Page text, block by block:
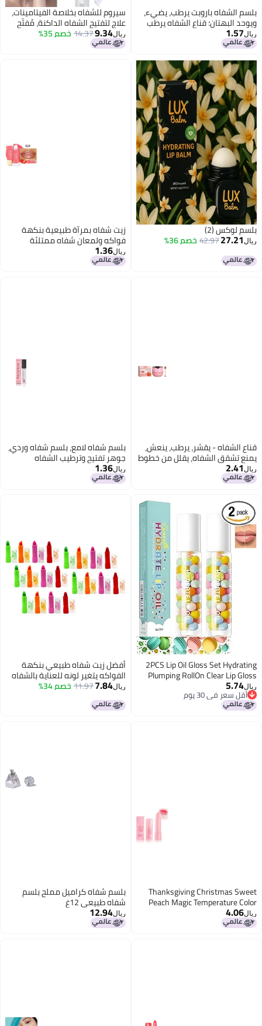
بلسم الشفاه باروبت يرطب، يضيء،
ويوحد البهتان؛ قناع الشفاه يرطب
ويغذي الشفاه.
ريال1.57
سيروم للشفاه بخلاصة الفيتامينات،
علاج لتفتيح الشفاه الداكنة، مُفتّح
للشفاه للمدخنين وغير المدخنين
ريال9.34
14.37خصم 35%
بلسم لوكس (2)
ريال27.21
42.97خصم 36%
زيت شفاه بمرآة طبيعية بنكهة
فواكه ولمعان شفاه ممتلئة
ريال1.36
قناع الشفاه - يقشر، يرطب، ينعش،
يمنع تشقق الشفاه، يقلل من خطوط
الشفاه، غير دهني، يمتص بسهولة
بلسم الشفاه
ريال2.41
بلسم شفاه لامع، بلسم شفاه وردي،
جوهر تفتيح وترطيب الشفاه
ريال1.36
2PCS Lip Oil Gloss Set Hydrating
Plumping RollOn Clear Lip Gloss
Lightweight Lip Oil for Moisturized
Glossy Lips Cute MacaronInspired
Packaging for Girls
ريال5.74
أقل سعر في 30 يوم
أقل سعر في 30 يوم
أفضل زيت شفاه طبيعي بنكهة
الفواكه يتغير لونه للعناية بالشفاه
وحمايتها مجموعة بلسم شفاه
متعددة الظلال مكونة من 24
ريال7.84
11.97خصم 34%
Thanksgiving Christmas Sweet
Peach Magic Temperature Color
Changing Lip Balm Moisturizing
Formula with LongLasting
ريال4.06
بلسم شفاه كراميل مملح بلسم
شفاه طبيعي 12غ
ريال12.94